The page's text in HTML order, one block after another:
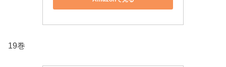
19巻